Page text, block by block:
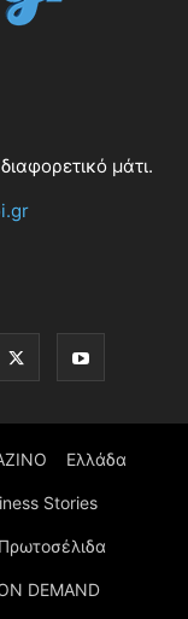
μάτι.
Ελλάδα
Stories
Πρωτοσέλιδα
DEMAND